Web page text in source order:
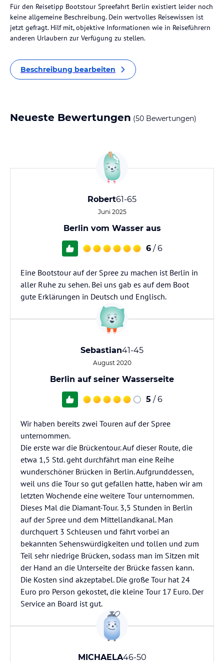
Für den Reisetipp Bootstour Spreefahrt Berlin existiert leider noch
keine allgemeine Beschreibung. Dein wertvolles Reisewissen ist
jetzt gefragt. Hilf mit, objektive Informationen wie in Reiseführern
anderen Urlaubern zur Verfügung zu stellen.
Beschreibung bearbeiten
Neueste Bewertungen (50 Bewertungen)
Robert61-65
Juni 2025
Berlin vom Wasser aus
6 / 6
Eine Bootstour auf der Spree zu machen ist Berlin in
aller Ruhe zu sehen. Bei uns gab es auf dem Boot
gute Erklärungen in Deutsch und Englisch.
Sebastian41-45
August 2020
Berlin auf seiner Wasserseite
5 / 6
Wir haben bereits zwei Touren auf der Spree
unternommen.
Die erste war die Brückentour. Auf dieser Route, die
etwa 1,5 Std. geht durchfährt man eine Reihe
wunderschöner Brücken in Berlin. Aufgrunddessen,
weil uns die Tour so gut gefallen hatte, haben wir am
letzten Wochende eine weitere Tour unternommen.
Dieses Mal die Diamant-Tour. 3,5 Stunden in Berlin
auf der Spree und dem Mittellandkanal. Man
durchquert 3 Schleusen und fährt vorbei an
bekannten Sehenswürdigkeiten und tollen und zum
Teil sehr niedrige Brücken, sodass man im Sitzen mit
der Hand an die Unterseite der Brücke fassen kann.
Die Kosten sind akzeptabel. Die große Tour hat 24
Euro pro Person gekostet, die kleine Tour 17 Euro. Der
Service an Board ist gut.
MICHAELA46-50